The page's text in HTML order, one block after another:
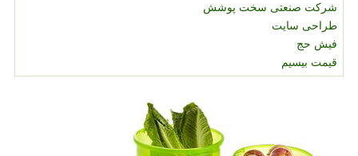
شرکت صنعتی سخت پوشش
طراحی سایت
فیش حج
قیمت بیسیم